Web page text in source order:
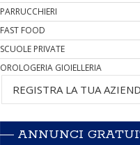
PARRUCCHIERI
FAST FOOD
SCUOLE PRIVATE
OROLOGERIA GIOIELLERIA
REGISTRA LA TUA
ANNUNCI